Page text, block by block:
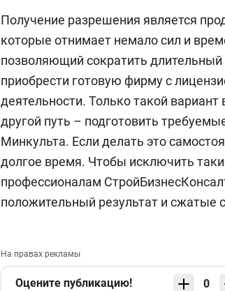
Получение разрешения является
которые отнимает немало сил и
позволяющий сократить
приобрести готовую фирму с
деятельности. Только такой
другой путь – подготовить
Минкульта. Если делать это
долгое время. Чтобы исключить
профессионалам
положительный результат и сжатые
На правах рекламы
Оцените публикацию! 0